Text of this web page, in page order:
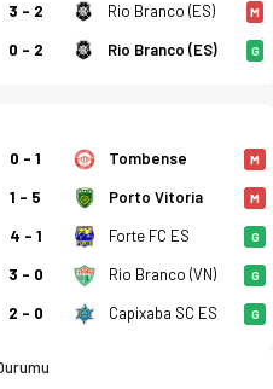
2 bitti. Gol anları, kadro,
3 - 2 Rio Branco (ES) M
0 - 2 Rio Branco (ES) G
0 - 1 Tombense M
1 - 5 Porto Vitoria M
4 - 1 Forte FC ES G
3 - 0 Rio Branco (VN) G
2 - 0 Capixaba SC ES G